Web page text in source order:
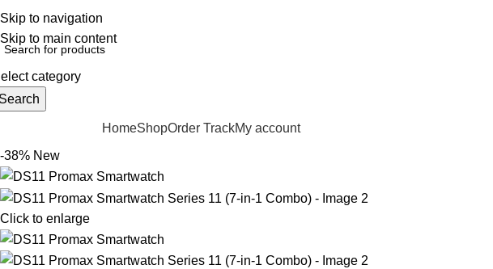
Skip to navigation
Skip to main content
01728-633650
category
HomeShopOrder TrackMy account
-38% New
Click to enlarge